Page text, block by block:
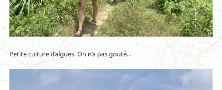
Petite culture d’algues. On n’a pas gouté…